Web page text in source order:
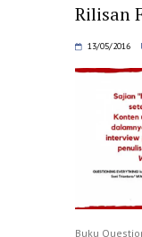
Rilisan
13/05/2016
Buku